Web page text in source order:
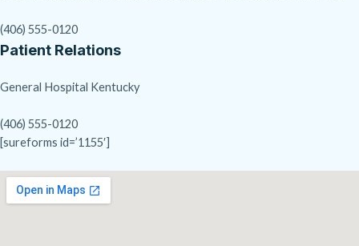
(406) 555-0120
Patient Relations
General Hospital Kentucky
(406) 555-0120
[sureforms id=’1155′]